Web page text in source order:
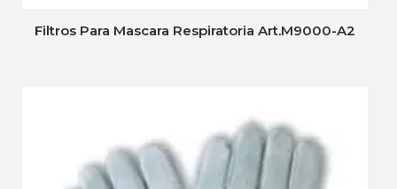
Filtros Para Mascara Respiratoria Art.M9000-A2